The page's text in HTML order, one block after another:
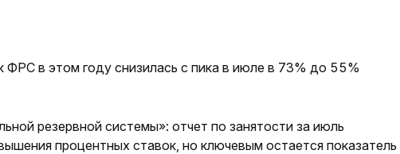
ФРС в этом году снизилась с пика в июле в 73% до 55%
резервной системы»: отчет по занятости за июль
процентных ставок, но ключевым остается показатель